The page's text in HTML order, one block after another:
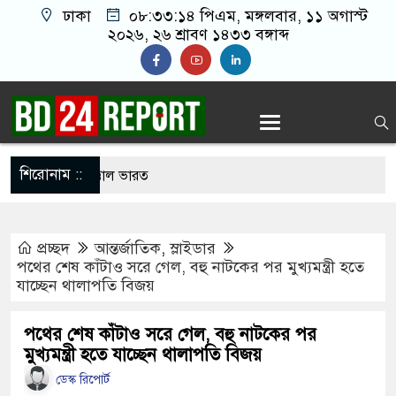
ঢাকা ০৮:৩৩:১৫ পিএম, মঙ্গলবার, ১১ অগাস্ট
২০২৬, ২৬ শ্রাবণ ১৪৩৩ বঙ্গাব্দ
শিরোনাম ::
আবারো উত্তাল ভারত
লাখ টাকা ছিনতাই
সমঝোতা শেষে হলে উঠলেন শিবিরের নেতা-
পথে, কমিটি যাবে সেই পথে’ স্লোগানে উত্তাল ঢাবি
প্রচ্ছদ আন্তর্জাতিক,স্লাইডার
পথের শেষ কাঁটাও সরে গেল, বহু নাটকের পর মুখ্যমন্ত্রী হতে
যাচ্ছেন থালাপতি বিজয়
পথের শেষ কাঁটাও সরে গেল, বহু নাটকের পর
মুখ্যমন্ত্রী হতে যাচ্ছেন থালাপতি বিজয়
ডেস্ক রিপোর্ট